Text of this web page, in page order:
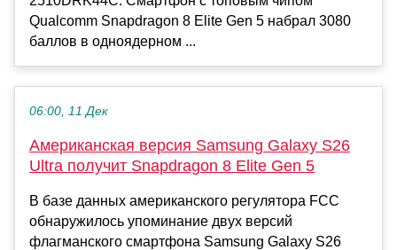
Qualcomm Snapdragon 8 Elite Gen 5 набрал 3080
баллов в одноядерном ...
06:00, 11 Дек
Американская версия Samsung Galaxy S26
Ultra получит Snapdragon 8 Elite Gen 5
В базе данных американского регулятора FCC
обнаружилось упоминание двух версий
флагманского смартфона Samsung Galaxy S26